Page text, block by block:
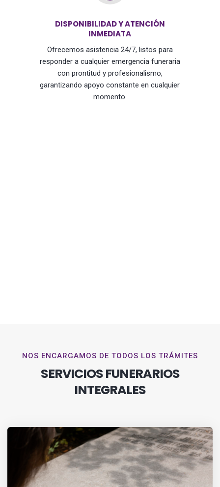
DISPONIBILIDAD Y ATENCIÓN
INMEDIATA
Ofrecemos asistencia 24/7, listos para
responder a cualquier emergencia funeraria
con prontitud y profesionalismo,
garantizando apoyo constante en cualquier
momento.
NOS ENCARGAMOS DE TODOS LOS TRÁMITES
SERVICIOS FUNERARIOS
INTEGRALES